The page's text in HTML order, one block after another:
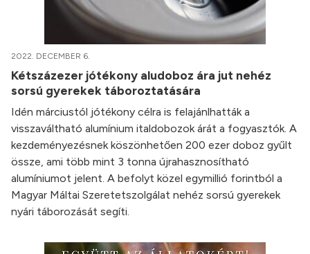
2022. DECEMBER 6.
Kétszázezer jótékony aludoboz ára jut nehéz
sorsú gyerekek táboroztatására
Idén márciustól jótékony célra is felajánlhatták a
visszaváltható alumínium italdobozok árát a fogyasztók. A
kezdeményezésnek köszönhetően 200 ezer doboz gyűlt
össze, ami több mint 3 tonna újrahasznosítható
alumíniumot jelent. A befolyt közel egymillió forintból a
Magyar Máltai Szeretetszolgálat nehéz sorsú gyerekek
nyári táborozását segíti.